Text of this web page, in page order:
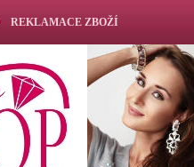
REKLAMACE ZBOŽÍ